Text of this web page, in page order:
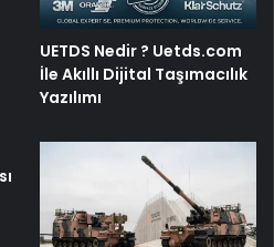
UETDS Nedir ? Uetds.com
İle Akıllı Dijital Taşımacılık
Yazılımı